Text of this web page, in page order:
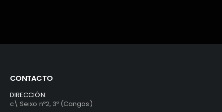
CONTACTO
DIRECCIÓN:
c\ Seixo nº2, 3º (Cangas)